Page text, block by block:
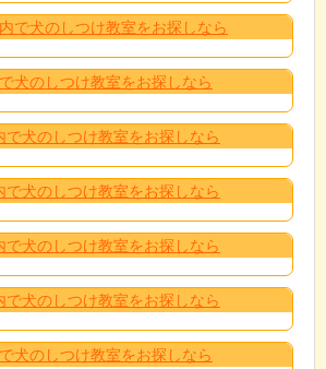
で犬のしつけ教室をお探しなら
犬のしつけ教室をお探しなら
で犬のしつけ教室をお探しなら
で犬のしつけ教室をお探しなら
で犬のしつけ教室をお探しなら
で犬のしつけ教室をお探しなら
犬のしつけ教室をお探しなら